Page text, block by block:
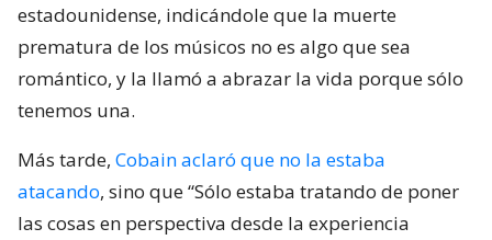
estadounidense, indicándole que la muerte
prematura de los músicos no es algo que sea
romántico, y la llamó a abrazar la vida porque sólo
tenemos una.
Más tarde, Cobain aclaró que no la estaba
atacando, sino que “Sólo estaba tratando de poner
las cosas en perspectiva desde la experiencia